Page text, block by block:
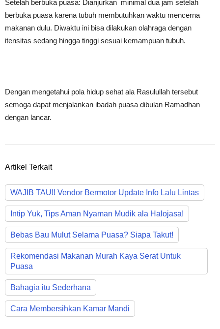
Setelah berbuka puasa: Dianjurkan minimal dua jam setelah
berbuka puasa karena tubuh membutuhkan waktu mencerna
makanan dulu. Diwaktu ini bisa dilakukan olahraga dengan
itensitas sedang hingga tinggi sesuai kemampuan tubuh.
Dengan mengetahui pola hidup sehat ala Rasulullah tersebut
semoga dapat menjalankan ibadah puasa dibulan Ramadhan
dengan lancar.
Artikel Terkait
WAJIB TAU!! Vendor Bermotor Update Info Lalu Lintas
Intip Yuk, Tips Aman Nyaman Mudik ala Halojasa!
Bebas Bau Mulut Selama Puasa? Siapa Takut!
Rekomendasi Makanan Murah Kaya Serat Untuk
Puasa
Bahagia itu Sederhana
Cara Membersihkan Kamar Mandi